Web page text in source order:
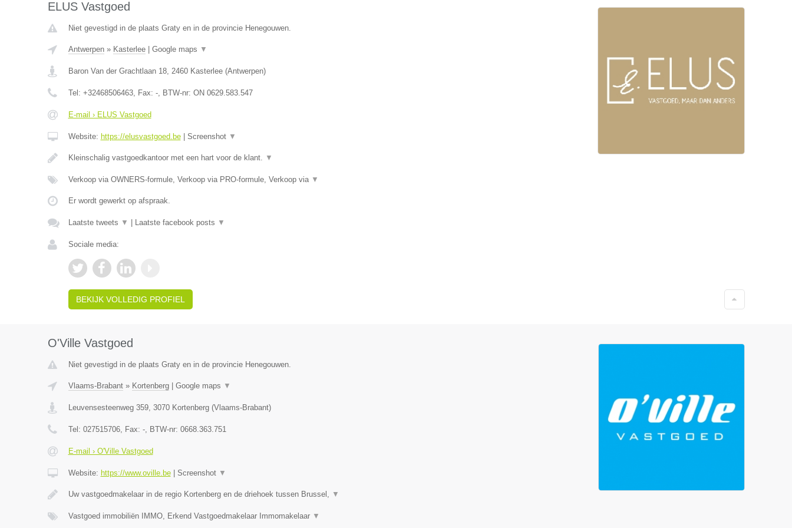
ELUS Vastgoed
Niet gevestigd in de plaats Graty en in de provincie Henegouwen.
Antwerpen» Kasterlee| Google maps ▼
Baron Van der Grachtlaan 18, 2460 Kasterlee(Antwerpen)
Tel: +32468506463, Fax: -, BTW-nr: ON 0629.583.547
E-mail › ELUS Vastgoed
Website: https://elusvastgoed.be| Screenshot ▼
Kleinschalig vastgoedkantoor met een hart voor de klant. ▼
Verkoop via OWNERS-formule, Verkoop via PRO-formule, Verkoop via ▼
Er wordt gewerkt op afspraak.
Laatste tweets ▼ Laatste facebook posts ▼
Sociale media:
BEKIJK VOLLEDIG PROFIEL
O'Ville Vastgoed
Niet gevestigd in de plaats Graty en in de provincie Henegouwen.
Vlaams-Brabant» Kortenberg| Google maps ▼
Leuvensesteenweg 359, 3070 Kortenberg(Vlaams-Brabant)
Tel: 027515706, Fax: -, BTW-nr: 0668.363.751
E-mail › O'Ville Vastgoed
Website: https://www.oville.be| Screenshot ▼
Uw vastgoedmakelaar in de regio Kortenberg en de driehoek tussen Brussel, ▼
Vastgoed immobiliën IMMO, Erkend Vastgoedmakelaar Immomakelaar ▼